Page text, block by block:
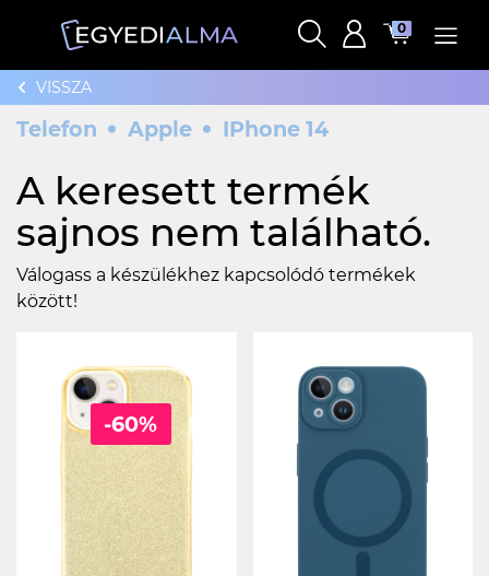
0
VISSZA
Telefon Apple IPhone 14
A keresett termék
sajnos nem található.
Válogass a készülékhez kapcsolódó termékek
között!
-60%